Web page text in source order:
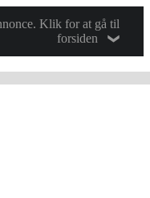
Klik for at gå til
forsiden